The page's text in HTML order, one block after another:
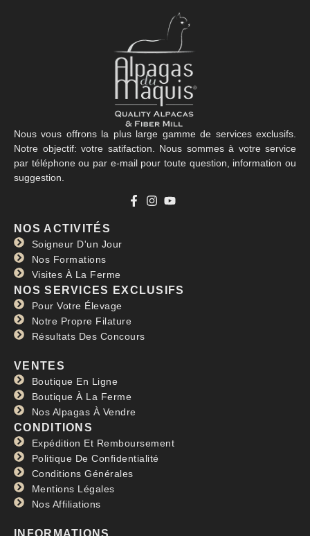
Nous vous offrons la plus large gamme de services exclusifs.
Notre objectif: votre satifaction. Nous sommes à votre service
par téléphone ou par e-mail pour toute question, information ou
suggestion.
NOS ACTIVITÉS
Soigneur D'un Jour
Nos Formations
Visites À La Ferme
NOS SERVICES EXCLUSIFS
Pour Votre Élevage
Notre Propre Filature
Résultats Des Concours
VENTES
Boutique En Ligne
Boutique À La Ferme
Nos Alpagas À Vendre
CONDITIONS
Expédition Et Remboursement
Politique De Confidentialité
Conditions Générales
Mentions Légales
Nos Affiliations